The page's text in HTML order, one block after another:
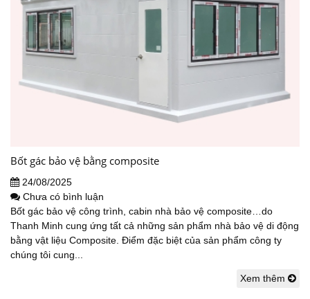
Bốt gác bảo vệ bằng composite
24/08/2025
Chưa có bình luận
Bốt gác bảo vệ công trình, cabin nhà bảo vệ composite…do
Thanh Minh cung ứng tất cả những sản phẩm nhà bảo vệ di động
bằng vật liệu Composite. Điểm đặc biệt của sản phẩm công ty
chúng tôi cung...
Xem thêm